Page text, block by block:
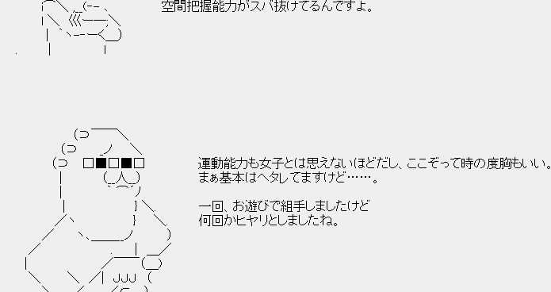
i⌒＼ ,__(‐- ､ 空間把握能力がスバ抜けてるんですよ。
l ＼ 巛ー─;＼
| ｀ヽ-‐ーく＿）
（⊃￣￣＼
（⊃ _ノ ＼
（⊃ □■□■□ 運動能力も女子とは思えないほどだし、ここぞって時の度胸もいい。
| （__人__） まぁ基本はヘタレてますけど……。
| ｀ ⌒´ﾉ
| } ＼. 一回、お遊びで組手しましたけど
／ヽ } ＼. 何回かヒヤリとしましたね。
／ ヽ､＿＿__ノ ）
／ . | ＿／
| ／￣￣（＿)
＼ ＼ ／| ＪＪＪ （